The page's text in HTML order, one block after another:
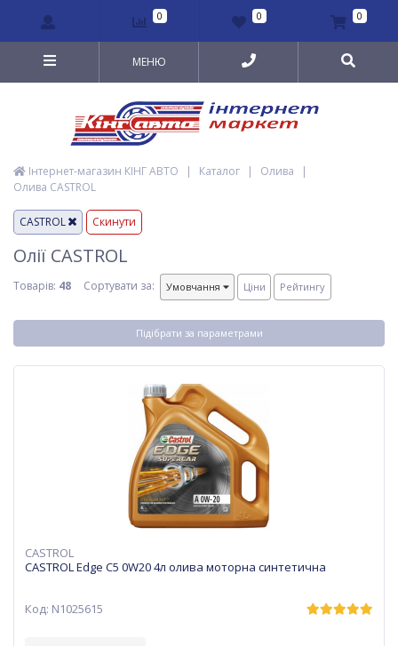
0 0 0
МЕНЮ
Інтернет-магазин КІНГ АВТО | Каталог | Олива
|
Олива CASTROL
CASTROL Скинути
Олії CASTROL
Товарів: 48 Сортувати за: Умовчання Ціни Рейтингу
Підібрати за параметрами
CASTROL
CASTROL Edge C5 0W20 4л олива моторна синтетична
Код: N1025615